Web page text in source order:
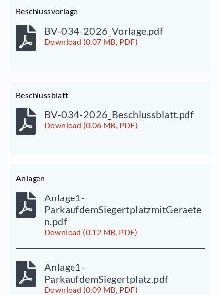
Beschlussvorlage
BV-034-2026_Vorlage.pdf
Download (0.07 MB, PDF)
Beschlussblatt
BV-034-2026_Beschlussblatt.pdf
Download (0.06 MB, PDF)
Anlagen
Anlage1-
ParkaufdemSiegertplatzmitGeraete
n.pdf
Download (0.12 MB, PDF)
Anlage1-
ParkaufdemSiegertplatz.pdf
Download (0.09 MB, PDF)